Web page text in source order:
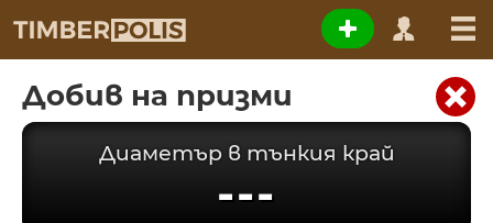
Добив на призми
Диаметър в тънкия край
---